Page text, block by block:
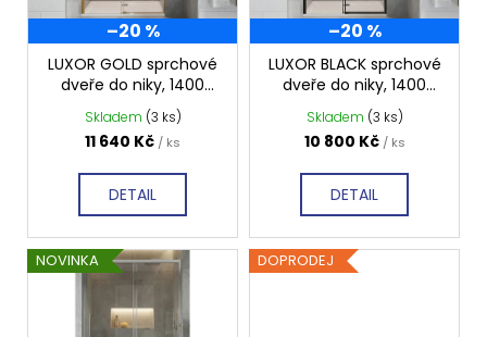
p
r –20 %
LUXOR GOLD sprchové
dveře do niky, 1400
mm, čiré sklo, GU1214G
Skladem (3 ks)
11 640 Kč / ks
DETAIL
–20 %
LUXOR BLACK sprchové
dveře do niky, 1400
mm, čiré sklo, GU1214B
Skladem (3 ks)
10 800 Kč / ks
DETAIL
NOVINKA DOPRODEJ